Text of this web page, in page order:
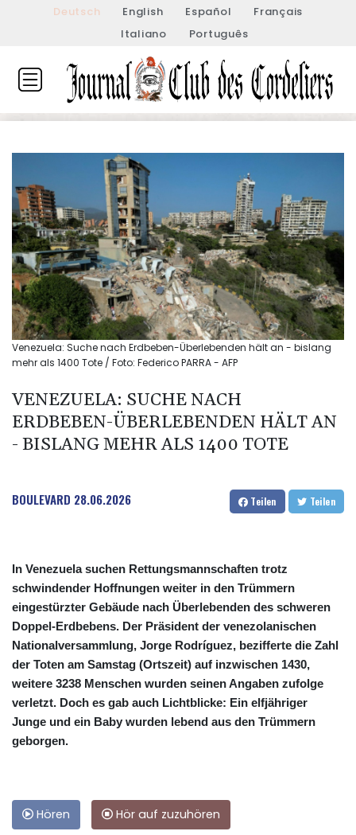
Deutsch English Español
Français
Italiano
Português
Venezuela: Suche nach Erdbeben-Überlebenden hält an - bislang
mehr als 1400 Tote / Foto: Federico PARRA - AFP
VENEZUELA: SUCHE NACH
ERDBEBEN-ÜBERLEBENDEN HÄLT AN
- BISLANG MEHR ALS 1400 TOTE
BOULEVARD 28.06.2026 Teilen Teilen
In Venezuela suchen Rettungsmannschaften trotz
schwindender Hoffnungen weiter in den Trümmern
eingestürzter Gebäude nach Überlebenden des schweren
Doppel-Erdbebens. Der Präsident der venezolanischen
Nationalversammlung, Jorge Rodríguez, bezifferte die Zahl
der Toten am Samstag (Ortszeit) auf inzwischen 1430,
weitere 3238 Menschen wurden seinen Angaben zufolge
verletzt. Doch es gab auch Lichtblicke: Ein elfjähriger
Junge und ein Baby wurden lebend aus den Trümmern
geborgen.
Hören Hör auf zuzuhören